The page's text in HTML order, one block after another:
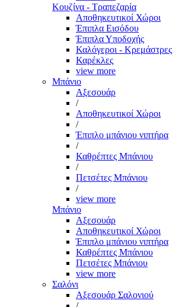
Κουζίνα - Τραπεζαρία
Αποθηκευτικοί Χώροι
Έπιπλα Εισόδου
Έπιπλα Υποδοχής
Καλόγεροι - Κρεμάστρες
Καρέκλες
view more
Μπάνιο
Αξεσουάρ
/
Αποθηκευτικοί Χώροι
/
Έπιπλο μπάνιου νιπτήρα
/
Καθρέπτες Μπάνιου
/
Πετσέτες Μπάνιου
/
view more
Μπάνιο
Αξεσουάρ
Αποθηκευτικοί Χώροι
Έπιπλο μπάνιου νιπτήρα
Καθρέπτες Μπάνιου
Πετσέτες Μπάνιου
view more
Σαλόνι
Αξεσουάρ Σαλονιού